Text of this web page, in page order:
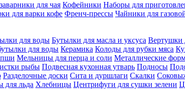
для чая Кофейники Наборы для
для варки кофе Френч-прессы Чайники для
для воды Бутылки для масла и уксуса Вертушки
для воды Керамика Колоды для рубки мяса
Мельницы для перца и соли Металлические
рыбы Подвесная кухонная утварь Подносы
Разделочные доски Сита и дуршлаги Скалки
льда Хлебницы Центрифуги для сушки зелени